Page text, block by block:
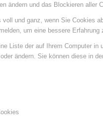
ändern und das Blockieren
voll und ganz, wenn Sie Cookies
um eine bessere
Liste der auf Ihrem Computer in
ändern. Sie können diese in